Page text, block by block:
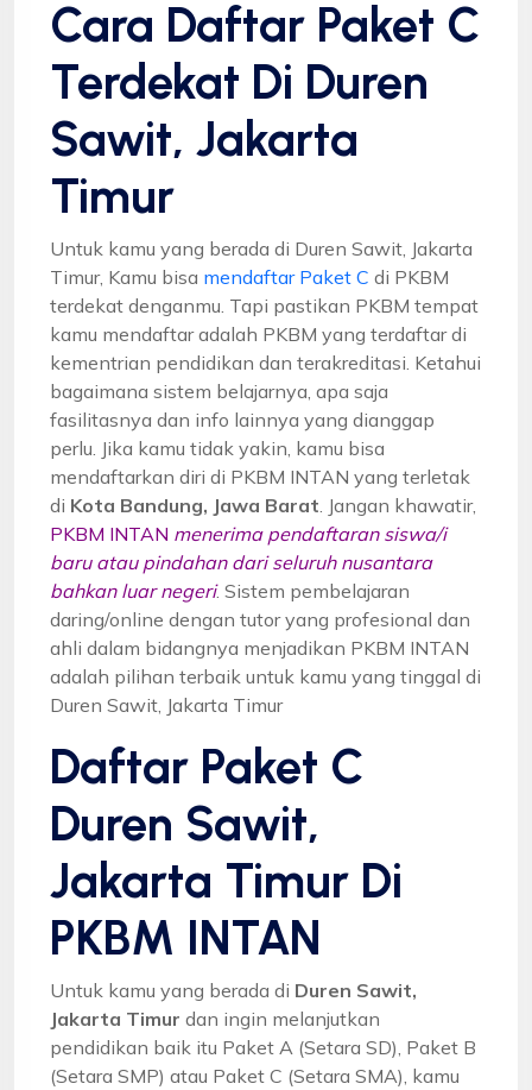
Cara Daftar Paket C
Terdekat Di Duren
Sawit, Jakarta
Timur
Untuk kamu yang berada di Duren Sawit, Jakarta
Timur, Kamu bisa mendaftar Paket C di PKBM
terdekat denganmu. Tapi pastikan PKBM tempat
kamu mendaftar adalah PKBM yang terdaftar di
kementrian pendidikan dan terakreditasi. Ketahui
bagaimana sistem belajarnya, apa saja
fasilitasnya dan info lainnya yang dianggap
perlu. Jika kamu tidak yakin, kamu bisa
mendaftarkan diri di PKBM INTAN yang terletak
di Kota Bandung, Jawa Barat . Jangan khawatir,
PKBM INTAN menerima pendaftaran siswa/i
baru atau pindahan dari seluruh nusantara
bahkan luar negeri. Sistem pembelajaran
daring/online dengan tutor yang profesional dan
ahli dalam bidangnya menjadikan PKBM INTAN
adalah pilihan terbaik untuk kamu yang tinggal di
Duren Sawit, Jakarta Timur
Daftar Paket C
Duren Sawit,
Jakarta Timur Di
PKBM INTAN
Untuk kamu yang berada di Duren Sawit,
Jakarta Timur dan ingin melanjutkan
pendidikan baik itu Paket A (Setara SD), Paket B
(Setara SMP) atau Paket C (Setara SMA), kamu